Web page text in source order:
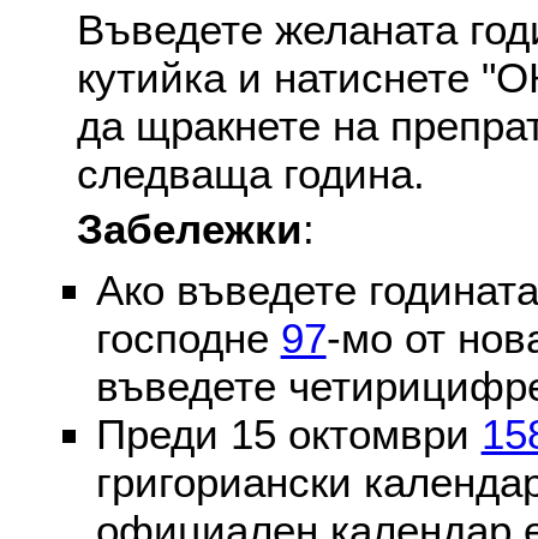
Въведете желаната
кутийка и натиснете
да щракнете на
следваща година.
Забележки:
Ако въведете
господне 97-мо от
въведете
Преди 15 октомври
григориански